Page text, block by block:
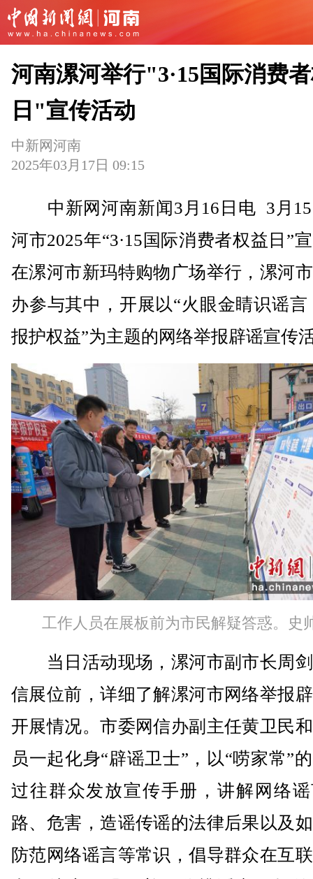
河南漯河举行"3·15国际消费
日"宣传活动
中新网河南
2025年03月17日 09:15
中新网河南新闻3月16日电 3月15
河市2025年“3·15国际消费者权益日”
在漯河市新玛特购物广场举行，漯河
办参与其中，开展以“火眼金睛识谣言
报护权益”为主题的网络举报辟谣宣传
工作人员在展板前为市民解疑答惑。史
当日活动现场，漯河市副市长周
信展位前，详细了解漯河市网络举报
开展情况。市委网信办副主任黄卫民
员一起化身“辟谣卫士”，以“唠家常”
过往群众发放宣传手册，讲解网络
路、危害，造谣传谣的法律后果以及
防范网络谣言等常识，倡导群众在互